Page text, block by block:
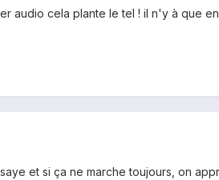
audio cela plante le tel ! il n'y à que
et si ça ne marche toujours, on